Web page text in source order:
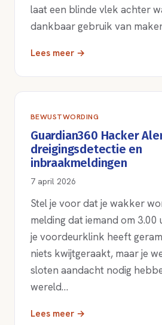
laat een blinde vlek achter
dankbaar gebruik van
Lees meer →
BEWUSTWORDING
Guardian360 Hacker
dreigingsdetectie en
inbraakmeldingen
7 april 2026
Stel je voor dat je wakker
melding dat iemand om 3.00
je voordeurklink heeft
niets kwijtgeraakt, maar je
sloten aandacht nodig
wereld…
Lees meer →